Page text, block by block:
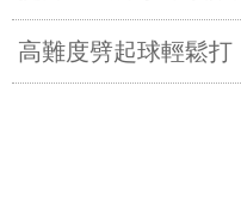
高難度劈起球輕鬆打